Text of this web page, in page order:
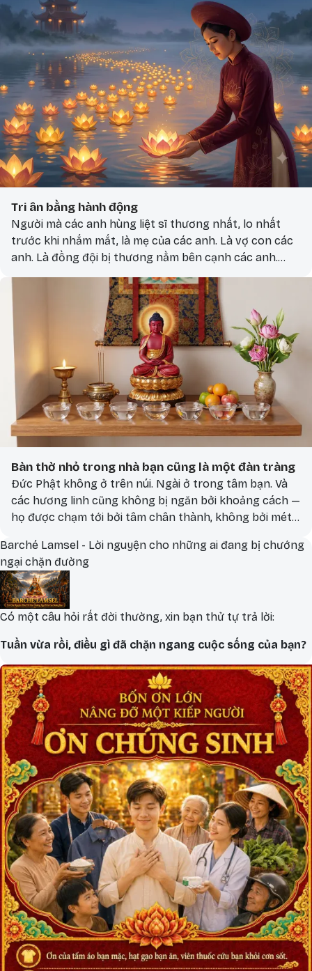
Tri ân bằng hành động
Người mà các anh hùng liệt sĩ thương nhất, lo nhất
trước khi nhắm mắt, là mẹ của các anh. Là vợ con các
anh. Là đồng đội bị thương nằm bên cạnh các anh.
Nếu hôm nay bạn muốn làm điều gì đó khiến các anh
mỉm cười — hãy chăm sóc những người ấy.
Bàn thờ nhỏ trong nhà bạn cũng là một đàn tràng
Đức Phật không ở trên núi. Ngài ở trong tâm bạn. Và
các hương linh cũng không bị ngăn bởi khoảng cách —
họ được chạm tới bởi tâm chân thành, không bởi mét
Một tấm lòng. Đủ để làm nên một đàn tràng. Dưới đây
là những thực hành đơn giản, ai cũng làm được, ngay
tại nhà mình.
Barché Lamsel - Lời nguyện cho những ai đang bị chướng
ngại chặn đường
Có một câu hỏi rất đời thường, xin bạn thử tự trả lời:
Tuần vừa rồi, điều gì đã chặn ngang cuộc sống của bạn?